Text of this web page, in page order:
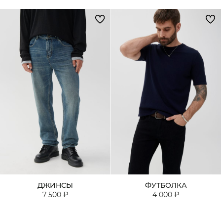
ДЖИНСЫ
7 500 ₽
ФУТБОЛКА
4 000 ₽